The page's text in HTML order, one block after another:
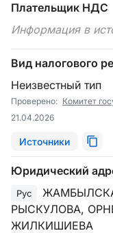
Плательщик НДС
Информация в
Вид налогового
Неизвестный тип
Проверено: Комитет
21.04.2026
Источники
Юридический
Рус
РЫСКУЛОВА,
ЖИЛКИШИЕВА